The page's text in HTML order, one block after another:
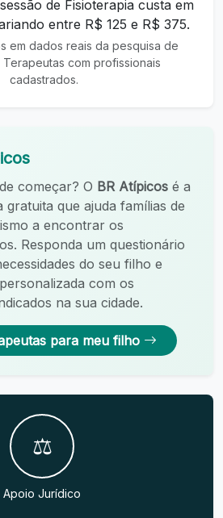
de Fisioterapia custa em
entre R$ 125 e R$ 375.
em dados reais da pesquisa de
com profissionais
cadastrados.
começar? O BR Atípicos é a
gratuita que ajuda famílias de
a encontrar os
Responda um questionário
do seu filho e
com os
na sua cidade.
para meu filho
⚖️
Apoio Jurídico